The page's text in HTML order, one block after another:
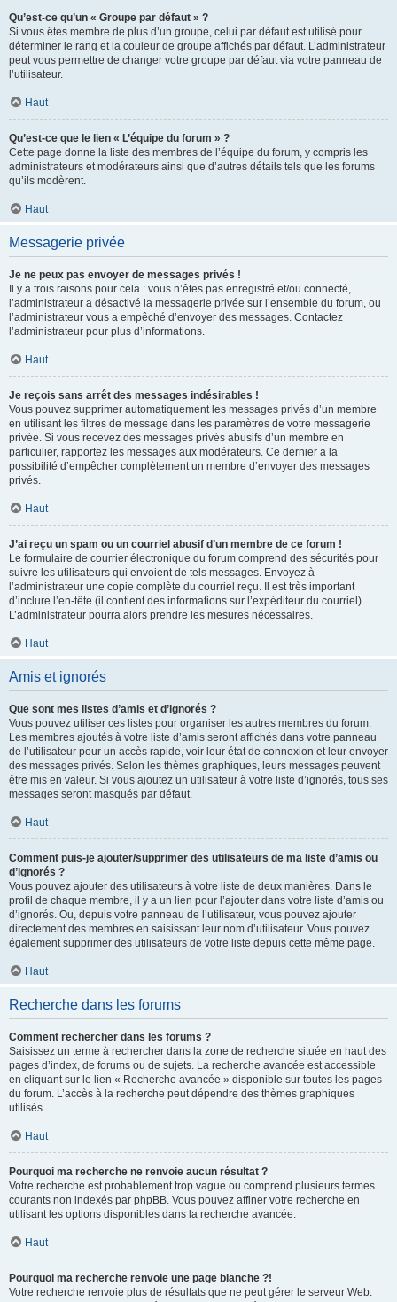
Qu’est-ce qu’un « Groupe par défaut » ?
Si vous êtes membre de plus d’un groupe, celui par défaut est utilisé pour
déterminer le rang et la couleur de groupe affichés par défaut. L’administrateur
peut vous permettre de changer votre groupe par défaut via votre panneau de
l’utilisateur.
Haut
Qu’est-ce que le lien « L’équipe du forum » ?
Cette page donne la liste des membres de l’équipe du forum, y compris les
administrateurs et modérateurs ainsi que d’autres détails tels que les forums
qu’ils modèrent.
Haut
Messagerie privée
Je ne peux pas envoyer de messages privés !
Il y a trois raisons pour cela : vous n’êtes pas enregistré et/ou connecté,
l’administrateur a désactivé la messagerie privée sur l’ensemble du forum, ou
l’administrateur vous a empêché d’envoyer des messages. Contactez
l’administrateur pour plus d’informations.
Haut
Je reçois sans arrêt des messages indésirables !
Vous pouvez supprimer automatiquement les messages privés d’un membre
en utilisant les filtres de message dans les paramètres de votre messagerie
privée. Si vous recevez des messages privés abusifs d’un membre en
particulier, rapportez les messages aux modérateurs. Ce dernier a la
possibilité d’empêcher complètement un membre d’envoyer des messages
privés.
Haut
J’ai reçu un spam ou un courriel abusif d’un membre de ce forum !
Le formulaire de courrier électronique du forum comprend des sécurités pour
suivre les utilisateurs qui envoient de tels messages. Envoyez à
l’administrateur une copie complète du courriel reçu. Il est très important
d’inclure l’en-tête (il contient des informations sur l’expéditeur du courriel).
L’administrateur pourra alors prendre les mesures nécessaires.
Haut
Amis et ignorés
Que sont mes listes d’amis et d’ignorés ?
Vous pouvez utiliser ces listes pour organiser les autres membres du forum.
Les membres ajoutés à votre liste d’amis seront affichés dans votre panneau
de l’utilisateur pour un accès rapide, voir leur état de connexion et leur envoyer
des messages privés. Selon les thèmes graphiques, leurs messages peuvent
être mis en valeur. Si vous ajoutez un utilisateur à votre liste d’ignorés, tous ses
messages seront masqués par défaut.
Haut
Comment puis-je ajouter/supprimer des utilisateurs de ma liste d’amis ou
d’ignorés ?
Vous pouvez ajouter des utilisateurs à votre liste de deux manières. Dans le
profil de chaque membre, il y a un lien pour l’ajouter dans votre liste d’amis ou
d’ignorés. Ou, depuis votre panneau de l’utilisateur, vous pouvez ajouter
directement des membres en saisissant leur nom d’utilisateur. Vous pouvez
également supprimer des utilisateurs de votre liste depuis cette même page.
Haut
Recherche dans les forums
Comment rechercher dans les forums ?
Saisissez un terme à rechercher dans la zone de recherche située en haut des
pages d’index, de forums ou de sujets. La recherche avancée est accessible
en cliquant sur le lien « Recherche avancée » disponible sur toutes les pages
du forum. L’accès à la recherche peut dépendre des thèmes graphiques
utilisés.
Haut
Pourquoi ma recherche ne renvoie aucun résultat ?
Votre recherche est probablement trop vague ou comprend plusieurs termes
courants non indexés par phpBB. Vous pouvez affiner votre recherche en
utilisant les options disponibles dans la recherche avancée.
Haut
Pourquoi ma recherche renvoie une page blanche ?!
Votre recherche renvoie plus de résultats que ne peut gérer le serveur Web.